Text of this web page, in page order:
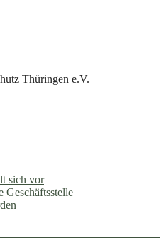
Thüringen e.V.
sich vor
Geschäftsstelle